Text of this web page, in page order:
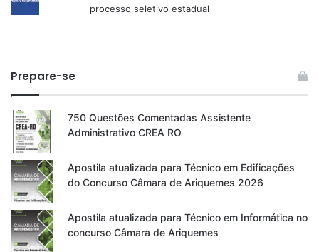
processo seletivo estadual
Prepare-se
750 Questões Comentadas Assistente
Administrativo CREA RO
Apostila atualizada para Técnico em Edificações
do Concurso Câmara de Ariquemes 2026
Apostila atualizada para Técnico em Informática no
concurso Câmara de Ariquemes